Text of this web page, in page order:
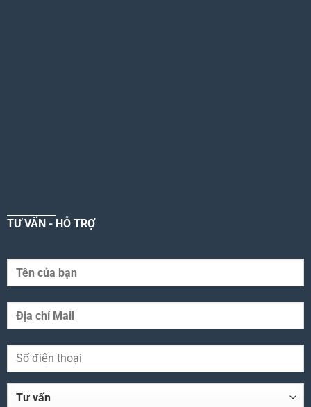
TƯ VẤN - HỖ TRỢ